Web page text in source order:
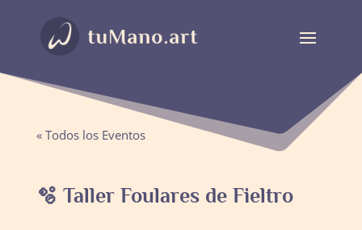
« Todos los Eventos
🫧 Taller Foulares de Fieltro